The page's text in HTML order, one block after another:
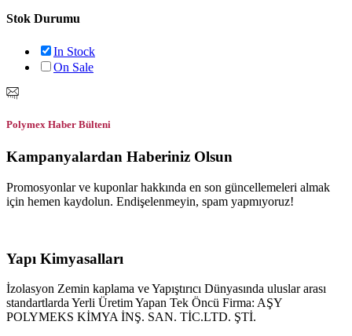
Stok Durumu
In Stock
On Sale
Polymex Haber Bülteni
Kampanyalardan Haberiniz Olsun
Promosyonlar ve kuponlar hakkında en son güncellemeleri almak
için hemen kaydolun. Endişelenmeyin, spam yapmıyoruz!
Yapı Kimyasalları
İzolasyon Zemin kaplama ve Yapıştırıcı Dünyasında uluslar arası
standartlarda Yerli Üretim Yapan Tek Öncü Firma: AŞY
POLYMEKS KİMYA İNŞ. SAN. TİC.LTD. ŞTİ.